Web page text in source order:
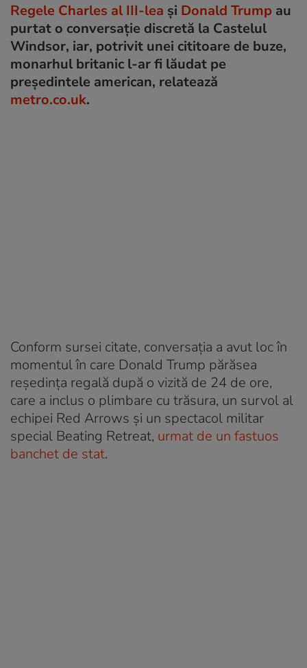
Regele Charles al III-lea și Donald Trump au
purtat o conversație discretă la Castelul
Windsor, iar, potrivit unei cititoare de buze,
monarhul britanic l-ar fi lăudat pe
președintele american, relatează
metro.co.uk.
Conform sursei citate, conversația a avut loc în
momentul în care Donald Trump părăsea
reședința regală după o vizită de 24 de ore,
care a inclus o plimbare cu trăsura, un survol al
echipei Red Arrows și un spectacol militar
special Beating Retreat, urmat de un fastuos
banchet de stat.